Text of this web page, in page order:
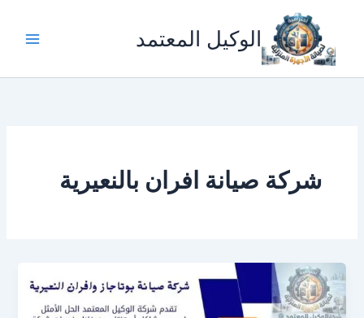
المحتوى
الوكيل المعتمد
شركة صيانة افران بالنعيرية